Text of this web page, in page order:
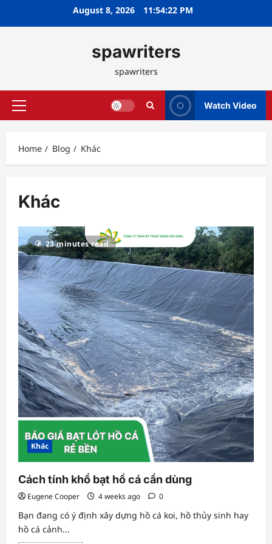
August 8, 2026 11:54:25 PM
spawriters
spawriters
Primary
Watch Video
Home Blog Khác
Khác
23 minutes read
Khác
Cách tính khổ bạt hồ cá cần dùng
Eugene Cooper 4 weeks ago 0
Bạn đang có ý định xây dựng hồ cá koi, hồ thủy sinh hay
hồ cá cảnh...